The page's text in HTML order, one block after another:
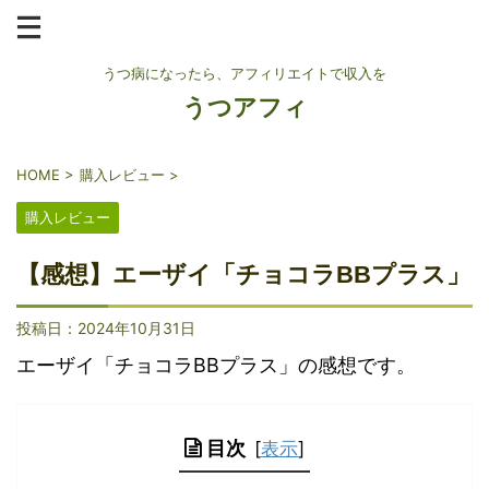
うつ病になったら、アフィリエイトで収入を
うつアフィ
HOME > 購入レビュー >
購入レビュー
【感想】エーザイ「チョコラBBプラス」
投稿日： 2024年10月31日
エーザイ「チョコラBBプラス」の感想です。
目次 [表示]